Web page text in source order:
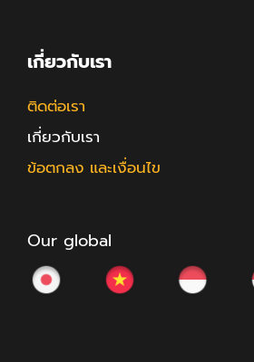
เกี่ยวกับเรา
ติดต่อเรา
เกี่ยวกับเรา
ข้อตกลง และเงื่อนไข
Our global